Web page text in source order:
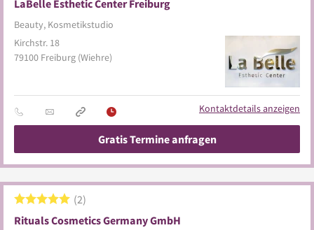
LaBelle Esthetic Center Freiburg
Beauty, Kosmetikstudio
Kirchstr. 18
79100 Freiburg (Wiehre)
Kontaktdetails anzeigen
Gratis Termine anfragen
Rituals Cosmetics Germany GmbH
2